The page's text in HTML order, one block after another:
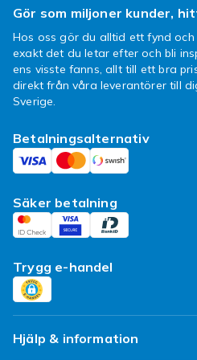
Observera dock att
(inklusive hår- och
parfymer) inte inkluderas
Fyndiq.
Choo vet hur du
Du har säkert redan din
Jimmy Choo, men om du
har det behöver du inte
val av parfym. Det kan
oavsett vilken flaska du
har dofter som passar
säker på att du får det
den bästa doften — du
besviken!
Gör som miljoner kunder,
Hos oss gör du alltid ett fynd
exakt det du letar efter och bli
ens visste fanns, allt till ett bra
direkt från våra leverantörer till
Sverige.
Betalningsalternativ
Säker betalning
Trygg e-handel
Hjälp & information